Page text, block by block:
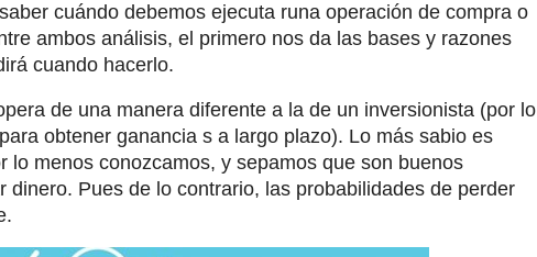
cuándo debemos ejecuta runa operación de compra o
ambos análisis, el primero nos da las bases y razones
cuando hacerlo.
de una manera diferente a la de un inversionista (por lo
obtener ganancia s a largo plazo). Lo más sabio es
lo menos conozcamos, y sepamos que son buenos
dinero. Pues de lo contrario, las probabilidades de perder